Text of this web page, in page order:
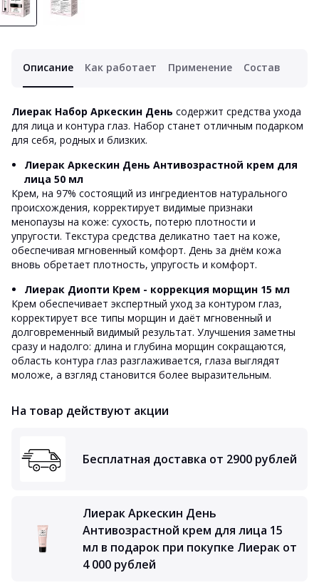
Описание Как работает Применение Состав
Лиерак Набор Аркескин День содержит средства ухода
для лица и контура глаз. Набор станет отличным подарком
для себя, родных и близких.
Лиерак Аркескин День Антивозрастной крем для
лица 50 мл
Крем, на 97% состоящий из ингредиентов натурального
происхождения, корректирует видимые признаки
менопаузы на коже: сухость, потерю плотности и
упругости. Текстура средства деликатно тает на коже,
обеспечивая мгновенный комфорт. День за днём кожа
вновь обретает плотность, упругость и комфорт.
Лиерак Диопти Крем - коррекция морщин 15 мл
Крем обеспечивает экспертный уход за контуром глаз,
корректирует все типы морщин и даёт мгновенный и
долговременный видимый результат. Улучшения заметны
сразу и надолго: длина и глубина морщин сокращаются,
область контура глаз разглаживается, глаза выглядят
моложе, а взгляд становится более выразительным.
На товар действуют акции
Бесплатная доставка от 2900 рублей
Лиерак Аркескин День
Антивозрастной крем для лица 15
мл в подарок при покупке Лиерак от
4 000 рублей